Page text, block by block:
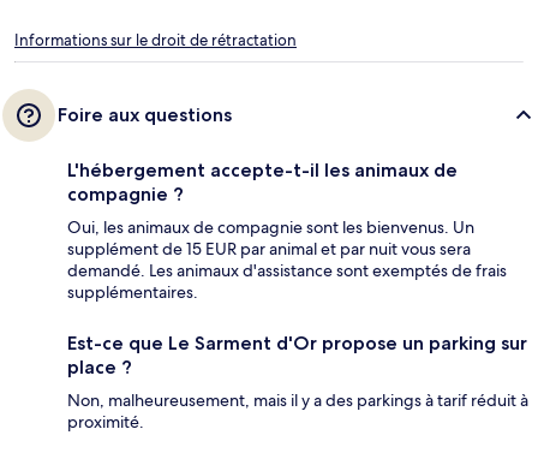
Informations sur le droit de rétractation
Foire aux questions
L'hébergement accepte-t-il les animaux de
compagnie ?
Oui, les animaux de compagnie sont les bienvenus. Un
supplément de 15 EUR par animal et par nuit vous sera
demandé. Les animaux d'assistance sont exemptés de frais
supplémentaires.
Est-ce que Le Sarment d'Or propose un parking sur
place ?
Non, malheureusement, mais il y a des parkings à tarif réduit à
proximité.